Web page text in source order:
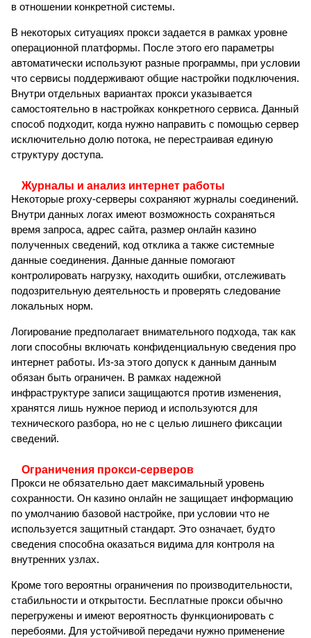
в отношении конкретной системы.
В некоторых ситуациях прокси задается в рамках уровне
операционной платформы. После этого его параметры
автоматически используют разные программы, при условии
что сервисы поддерживают общие настройки подключения.
Внутри отдельных вариантах прокси указывается
самостоятельно в настройках конкретного сервиса. Данный
способ подходит, когда нужно направить с помощью сервер
исключительно долю потока, не перестраивая единую
структуру доступа.
Журналы и анализ интернет работы
Некоторые proxy-серверы сохраняют журналы соединений.
Внутри данных логах имеют возможность сохраняться
время запроса, адрес сайта, размер онлайн казино
полученных сведений, код отклика а также системные
данные соединения. Данные данные помогают
контролировать нагрузку, находить ошибки, отслеживать
подозрительную деятельность и проверять следование
локальных норм.
Логирование предполагает внимательного подхода, так как
логи способны включать конфиденциальную сведения про
интернет работы. Из-за этого допуск к данным данным
обязан быть ограничен. В рамках надежной
инфраструктуре записи защищаются против изменения,
хранятся лишь нужное период и используются для
технического разбора, но не с целью лишнего фиксации
сведений.
Ограничения прокси-серверов
Прокси не обязательно дает максимальный уровень
сохранности. Он казино онлайн не защищает информацию
по умолчанию базовой настройке, при условии что не
используется защитный стандарт. Это означает, будто
сведения способна оказаться видима для контроля на
внутренних узлах.
Кроме того вероятны ограничения по производительности,
стабильности и открытости. Бесплатные прокси обычно
перегружены и имеют вероятность функционировать с
перебоями. Для устойчивой передачи нужно применение